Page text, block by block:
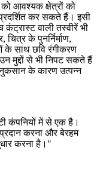
आवश्यक क्षेत्रों को
कर सकते हैं। इसी
वाली तस्वीरें भी
के पुनर्निर्माण,
के साथ छवि रंगीकरण
मुद्दों से भी निपट सकते हैं
के कारण उत्पन्न
कंपनियों में से एक है।
प्रदान करना और बेरहम
करना है।"